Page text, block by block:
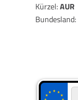
Kürzel:AUR
Bundesland: